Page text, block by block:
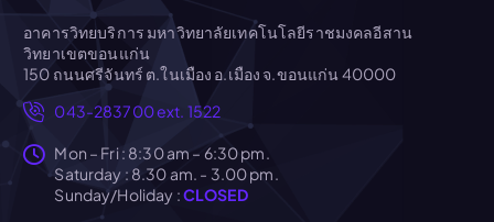
อาคารวิทยบริการ มหาวิทยาลัยเทคโนโลยีราชมงคลอีสาน
วิทยาเขตขอนแก่น
150 ถนนศรีจันทร์ ต.ในเมือง อ.เมือง จ.ขอนแก่น 40000
043-283700 ext. 1522
Mon – Fri : 8:30 am – 6:30 pm.
Saturday : 8.30 am. - 3.00 pm.
Sunday/Holiday :CLOSED